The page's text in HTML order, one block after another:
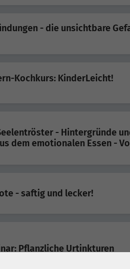
- die unsichtbare
Kochkurs: KinderLeicht!
- Hintergründe
dem emotionalen Essen -
- saftig und lecker!
Pflanzliche Urtinkturen